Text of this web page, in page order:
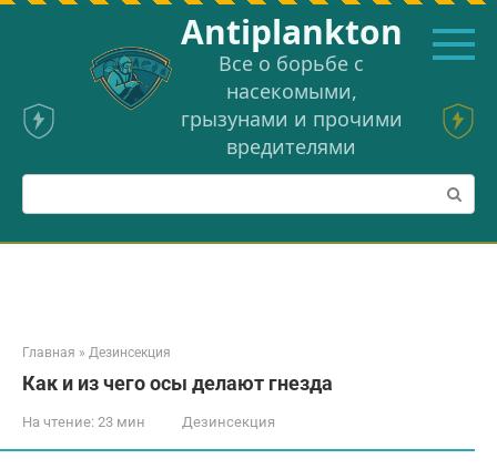
Перейти
Аntiplankton
Все о борьбе с
насекомыми,
грызунами и прочими
вредителями
Поиск:
Главная » Дезинсекция
Как и из чего осы делают гнезда
На чтение: 23 мин Дезинсекция